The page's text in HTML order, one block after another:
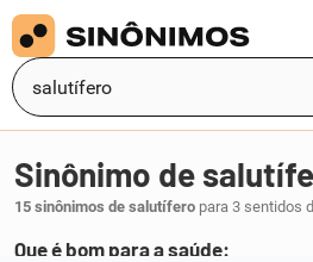
Sinônimo de
15 sinônimos de salutífero para 3 sentidos
Que é bom para a saúde: